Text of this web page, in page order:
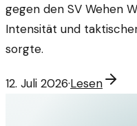
gegen den SV Wehen
Intensität und
sorgte.
12. Juli 2026·Lesen